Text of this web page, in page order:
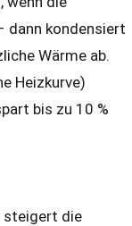
dann kondensiert
Wärme ab.
Heizkurve)
bis zu 10 %
steigert die